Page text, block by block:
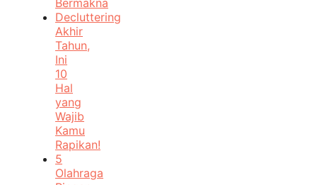
Decluttering
Akhir
Tahun,
Ini
10
Hal
yang
Wajib
Kamu
Rapikan!
5
Olahraga